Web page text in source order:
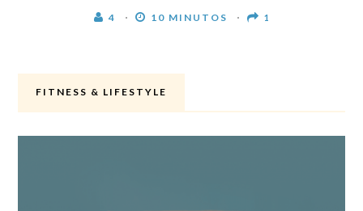
4 10 MINUTOS 1
FITNESS & LIFESTYLE